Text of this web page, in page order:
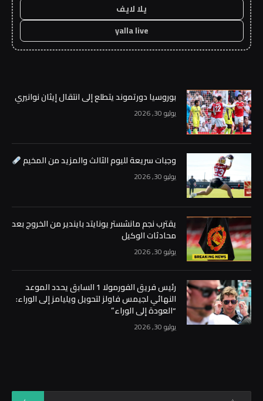
يلا لايف
yalla live
بوروسيا دورتموند يتطلع إلى انتقال إيثان نوانيري
يوليو 30, 2026
وجبات سريعة لليوم الثالث والمزيد من المخيم
يوليو 30, 2026
يقترب نجم مانشستر يونايتد بايندير من الخروج بعد
محادثات الوكيل
يوليو 30, 2026
رئيس فريق الفورمولا 1 السابق يحدد الموعد
النهائي لجيمس فاولز لتحويل ويليامز إلى الوراء:
“العودة إلى الوراء”
يوليو 30, 2026